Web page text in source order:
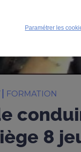
FORMATION
8
Paramétrer les